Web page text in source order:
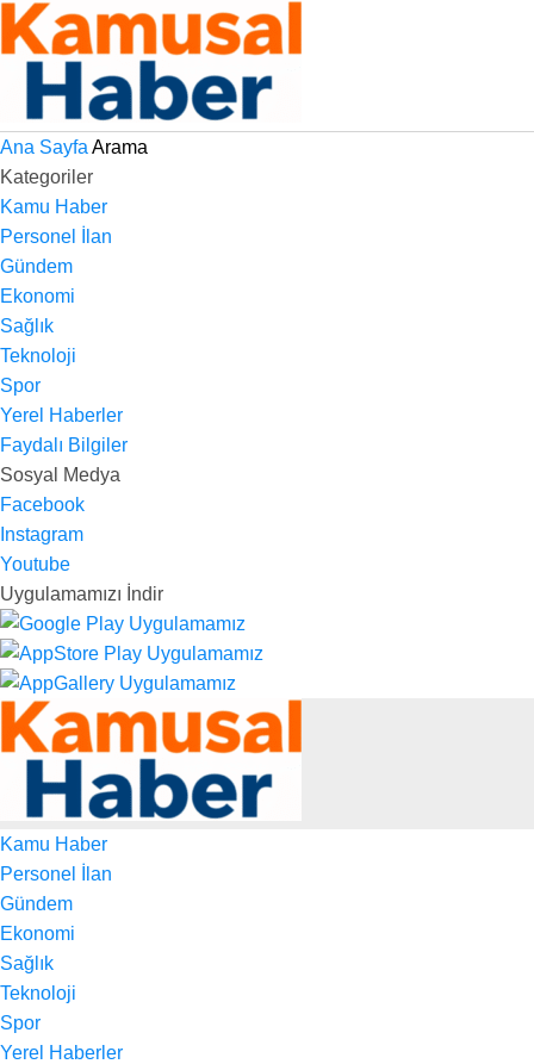
Ana Sayfa Arama
Kategoriler
Kamu Haber
Personel İlan
Gündem
Ekonomi
Sağlık
Teknoloji
Spor
Yerel Haberler
Faydalı Bilgiler
Sosyal Medya
Facebook
Instagram
Youtube
Uygulamamızı İndir
Kamu Haber
Personel İlan
Gündem
Ekonomi
Sağlık
Teknoloji
Spor
Yerel Haberler